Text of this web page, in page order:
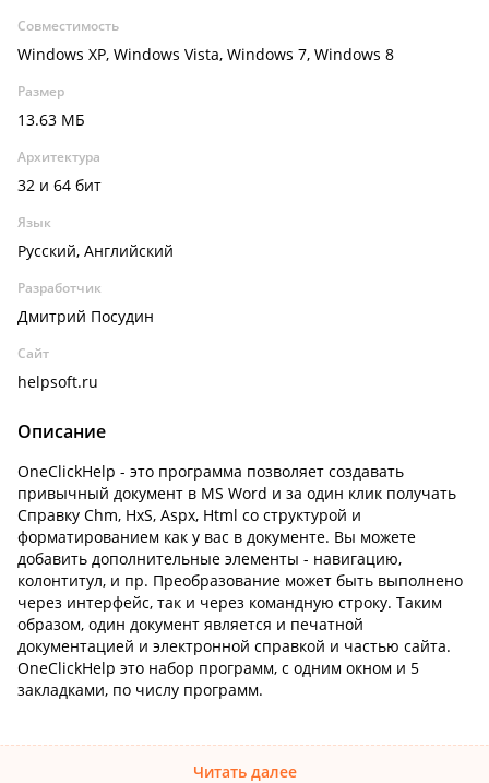
Совместимость
Windows XP, Windows Vista, Windows 7, Windows 8
Размер
13.63 МБ
Архитектура
32 и 64 бит
Язык
Русский, Английский
Разработчик
Дмитрий Посудин
Сайт
helpsoft.ru
Описание
OneClickHelp - это программа позволяет создавать
привычный документ в MS Word и за один клик получать
Справку Chm, HxS, Aspx, Html со структурой и
форматированием как у вас в документе. Вы можете
добавить дополнительные элементы - навигацию,
колонтитул, и пр. Преобразование может быть выполнено
через интерфейс, так и через командную строку. Таким
образом, один документ является и печатной
документацией и электронной справкой и частью сайта.
OneClickHelp это набор программ, с одним окном и 5
закладками, по числу программ.
Читать далее